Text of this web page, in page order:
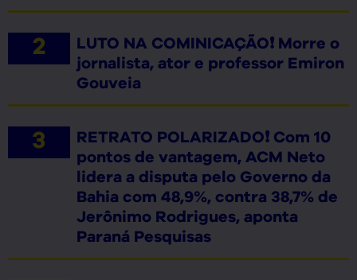
LUTO NA COMINICAÇÃO❗ Morre o
jornalista, ator e professor Emiron
Gouveia
RETRATO POLARIZADO❗ Com 10
pontos de vantagem, ACM Neto
lidera a disputa pelo Governo da
Bahia com 48,9%, contra 38,7% de
Jerônimo Rodrigues, aponta
Paraná Pesquisas